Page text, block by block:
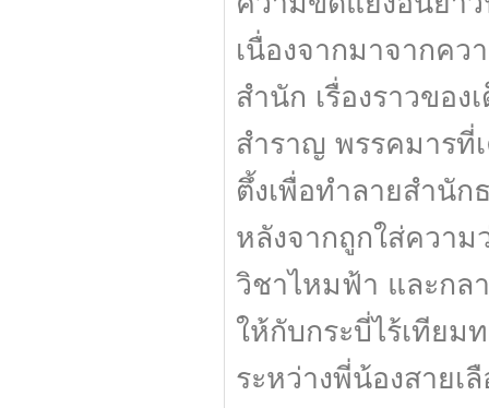
เนื่องจากมาจากคว
สำนัก เรื่องราวขอ
สำราญ พรรคมารที่
ตึ้งเพื่อทำลายสำนั
หลังจากถูกใส่ความ
วิชาไหมฟ้า และกล
ให้กับกระบี่ไร้เทีย
ระหว่างพี่น้องสายเ